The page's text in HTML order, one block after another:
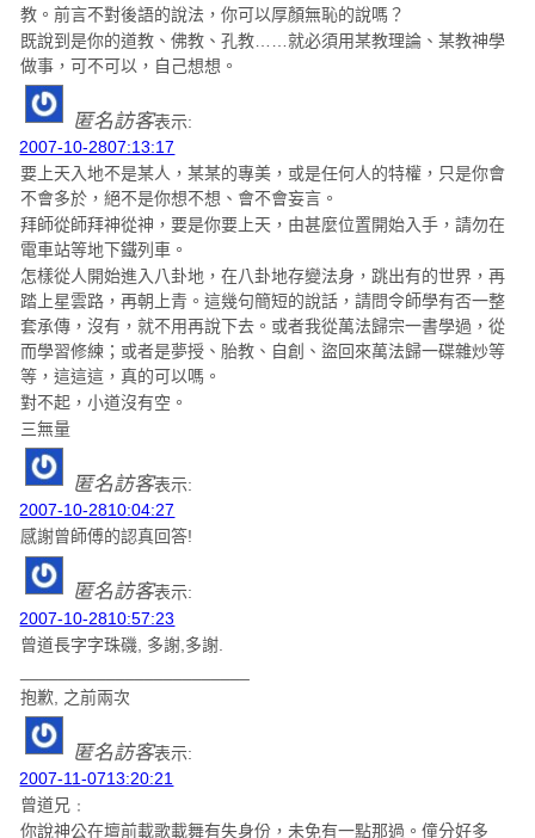
教。前言不對後語的說法，你可以厚顏無恥的說嗎？
既說到是你的道教、佛教、孔教……就必須用某教理論、某教神學
做事，可不可以，自己想想。
匿名訪客表示:
2007-10-2807:13:17
要上天入地不是某人，某某的專美，或是任何人的特權，只是你會
不會多於，絕不是你想不想、會不會妄言。
拜師從師拜神從神，要是你要上天，由甚麼位置開始入手，請勿在
電車站等地下鐵列車。
怎樣從人開始進入八卦地，在八卦地存變法身，跳出有的世界，再
踏上星雲路，再朝上青。這幾句簡短的說話，請問令師學有否一整
套承傳，沒有，就不用再說下去。或者我從萬法歸宗一書學過，從
而學習修練；或者是夢授、胎教、自創、盜回來萬法歸一碟雜炒等
等，這這這，真的可以嗎。
對不起，小道沒有空。
三無量
匿名訪客表示:
2007-10-2810:04:27
感謝曾師傅的認真回答!
匿名訪客表示:
2007-10-2810:57:23
曾道長字字珠磯, 多謝,多謝.
抱歉, 之前兩次
匿名訪客表示:
2007-11-0713:20:21
曾道兄﹕
你說神公在壇前載歌載舞有失身份，未免有一點那過。僮分好多